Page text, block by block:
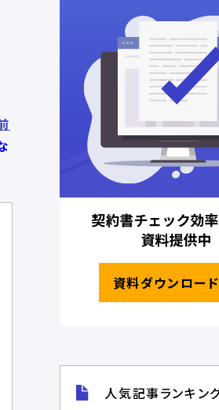
資料ダウンロード
人気記事ランキン